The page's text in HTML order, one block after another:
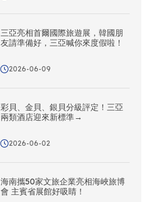
三亞亮相首爾國際旅遊展，韓國朋
友請準備好，三亞喊你來度假啦！
2026-06-09
彩貝、金貝、銀貝分級評定！三亞
兩類酒店迎來新標準→
2026-06-02
海南攜50家文旅企業亮相海峽旅博
會 主賓省展館好吸睛！